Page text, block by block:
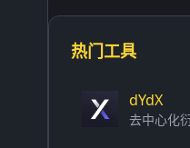
热门工具
dYdX
去中心化